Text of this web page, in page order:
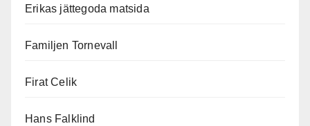
Erikas jättegoda matsida
Familjen Tornevall
Firat Celik
Hans Falklind